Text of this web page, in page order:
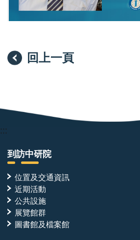
回上一頁
:::
到訪中研院
位置及交通資訊
近期活動
公共設施
展覽館群
圖書館及檔案館